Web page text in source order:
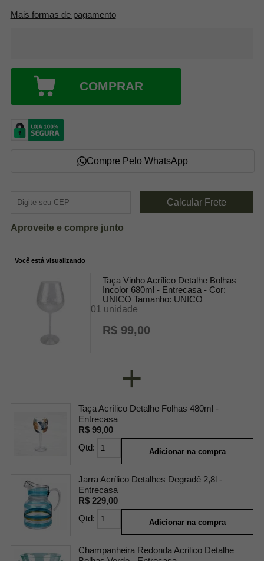
Mais formas de pagamento
COMPRAR
Compre Pelo WhatsApp
Aproveite e compre junto
Você está visualizando
Taça Vinho Acrílico Detalhe Bolhas
Incolor 680ml - Entrecasa - Cor:
UNICO Tamanho: UNICO
01 unidade
R$ 99,00
+
Taça Acrílico Detalhe Folhas 480ml -
Entrecasa
R$ 99,00
Qtd:
Adicionar na compra
Jarra Acrílico Detalhes Degradê 2,8l -
Entrecasa
R$ 229,00
Qtd:
Adicionar na compra
Champanheira Redonda Acrilico Detalhe